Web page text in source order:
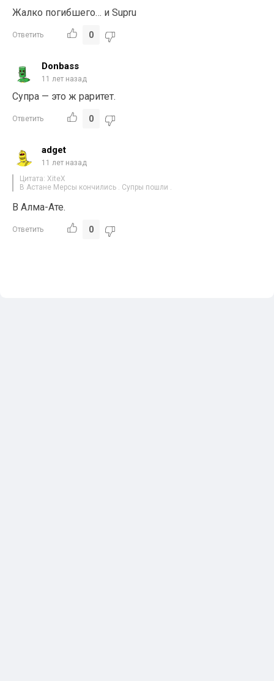
Жалко погибшего… и Supru
Ответить 0
Donbass
11 лет назад
Супра — это ж раритет.
Ответить 0
adget
11 лет назад
Цитата: XiteX
В Астане Мерсы кончились . Супры пошли .
В Алма-Ате.
Ответить 0